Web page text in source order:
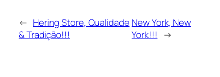
← Hering Store, Qualidade
& Tradição!!!
New York, New
York!!! →